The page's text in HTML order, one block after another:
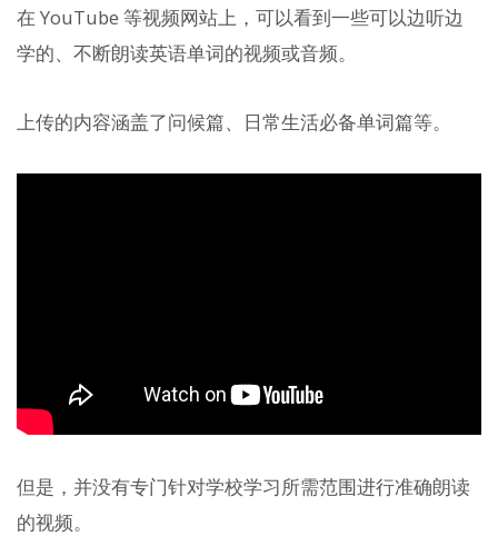
在 YouTube 等视频网站上，可以看到一些可以边听边
学的、不断朗读英语单词的视频或音频。
上传的内容涵盖了问候篇、日常生活必备单词篇等。
但是，并没有专门针对学校学习所需范围进行准确朗读
的视频。